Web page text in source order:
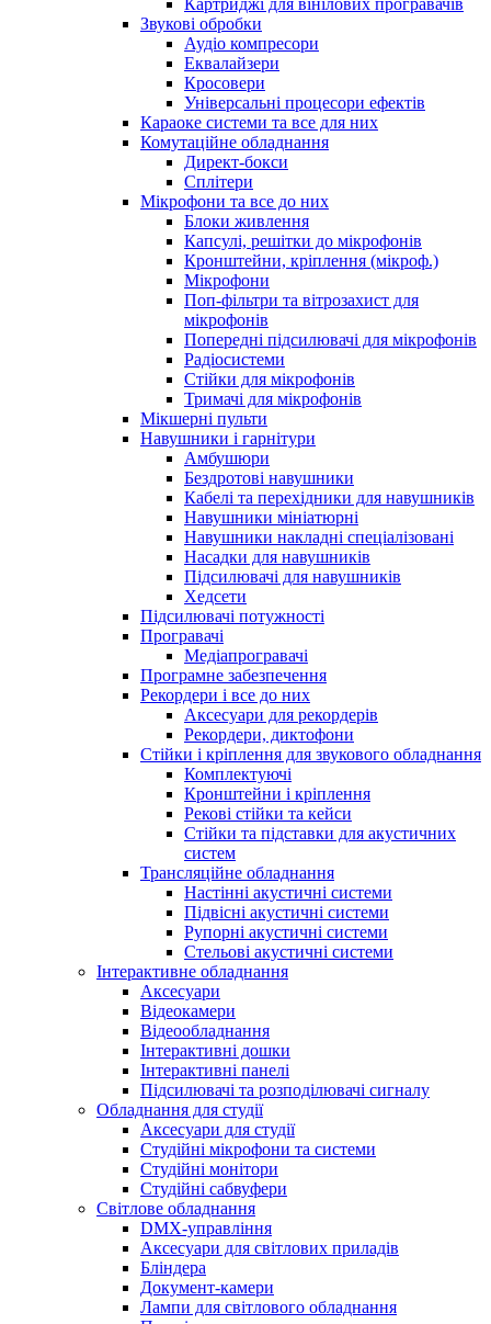
Картриджі для вінілових програвачів
Звукові обробки
Аудіо компресори
Еквалайзери
Кросовери
Універсальні процесори ефектів
Караоке системи та все для них
Комутаційне обладнання
Директ-бокси
Сплітери
Мікрофони та все до них
Блоки живлення
Капсулі, решітки до мікрофонів
Кронштейни, кріплення (мікроф.)
Мікрофони
Поп-фільтри та вітрозахист для
мікрофонів
Попередні підсилювачі для мікрофонів
Радіосистеми
Стійки для мікрофонів
Тримачі для мікрофонів
Мікшерні пульти
Навушники і гарнітури
Амбушюри
Бездротові навушники
Кабелі та перехідники для навушників
Навушники мініатюрні
Навушники накладні спеціалізовані
Насадки для навушників
Підсилювачі для навушників
Хедсети
Підсилювачі потужності
Програвачі
Медіапрогравачі
Програмне забезпечення
Рекордери і все до них
Аксесуари для рекордерів
Рекордери, диктофони
Стійки і кріплення для звукового обладнання
Комплектуючі
Кронштейни і кріплення
Рекові стійки та кейси
Стійки та підставки для акустичних
систем
Трансляційне обладнання
Настінні акустичні системи
Підвісні акустичні системи
Рупорні акустичні системи
Стельові акустичні системи
Інтерактивне обладнання
Аксесуари
Відеокамери
Відеообладнання
Інтерактивні дошки
Інтерактивні панелі
Підсилювачі та розподілювачі сигналу
Обладнання для студії
Аксесуари для студії
Студійні мікрофони та системи
Студійні монітори
Студійні сабвуфери
Світлове обладнання
DMX-управління
Аксесуари для світлових приладів
Бліндера
Документ-камери
Лампи для світлового обладнання